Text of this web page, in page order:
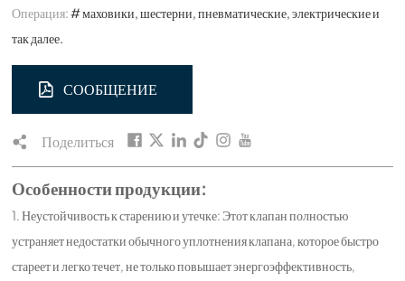
Операция:# маховики, шестерни, пневматические, электрические и
так далее.
СООБЩЕНИЕ
Поделиться
Особенности продукции:
1. Неустойчивость к старению и утечке: Этот клапан полностью
устраняет недостатки обычного уплотнения клапана, которое быстро
стареет и легко течет, не только повышает энергоэффективность,